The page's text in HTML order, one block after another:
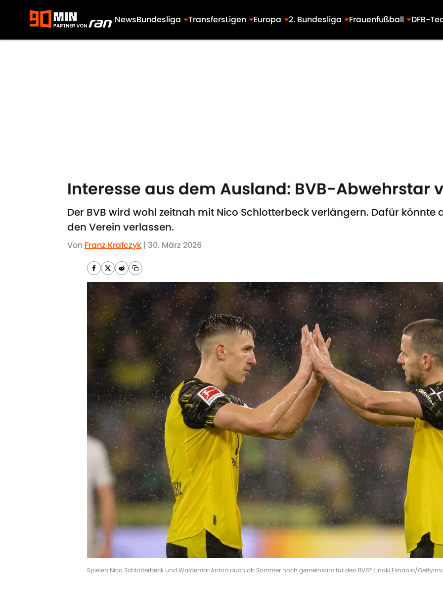
NewsBundesliga TransfersLigen Europa 2. Bundesliga Frauenfußball DFB-
Interesse aus dem Ausland: BVB-Abwehrstar
Der BVB wird wohl zeitnah mit Nico Schlotterbeck verlängern. Dafür
den Verein verlassen.
Von Franz Krafczyk | 30. März 2026
Spielen Nico Schlotterbeck und Waldemar Anton auch ab Sommer noch gemeinsam für den BVB? | Inaki Esnaola/